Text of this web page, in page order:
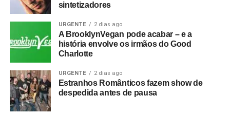
sintetizadores
URGENTE 2 dias ago
A BrooklynVegan pode acabar – e a
história envolve os irmãos do Good
Charlotte
URGENTE 2 dias ago
Estranhos Românticos fazem show de
despedida antes de pausa